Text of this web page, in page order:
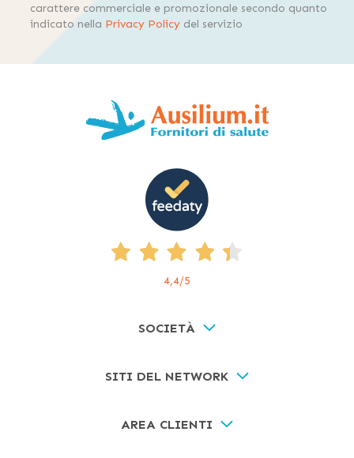
carattere commerciale e promozionale secondo quanto
indicato nella Privacy Policy del servizio
4,4/5
SOCIETÀ
SITI DEL NETWORK
AREA CLIENTI